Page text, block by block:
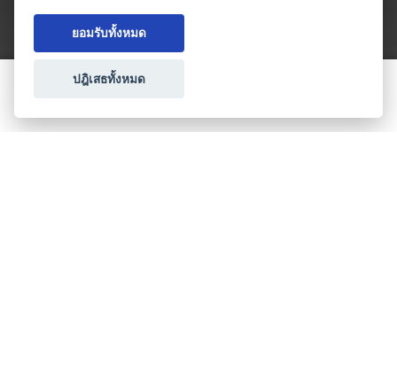
ประเภทธุรกิจไมซ์
ยอมรับทั้งหมด
ปฎิเสธทั้งหมด